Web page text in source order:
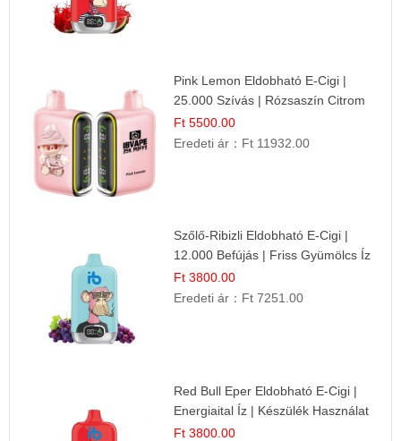
Pink Lemon Eldobható E-Cigi |
25.000 Szívás | Rózsaszín Citrom
Íz
Ft 5500.00
Eredeti ár： Ft 11932.00
Szőlő-Ribizli Eldobható E-Cigi |
12.000 Befújás | Friss Gyümölcs Íz
Ft 3800.00
Eredeti ár： Ft 7251.00
Red Bull Eper Eldobható E-Cigi |
Energiaital Íz | Készülék Használat
Ft 3800.00